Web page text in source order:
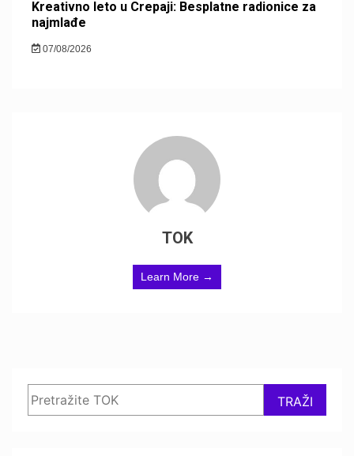
Kreativno leto u Crepaji: Besplatne radionice za
najmlađe
07/08/2026
TOK
Learn More →
TRAŽI